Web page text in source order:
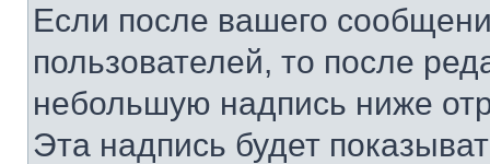
Если после вашего
пользователей, то после
небольшую надпись ниже
Эта надпись будет